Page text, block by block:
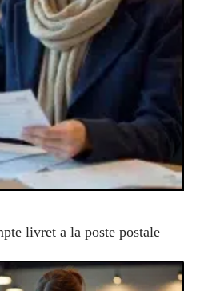
livret a la poste postale